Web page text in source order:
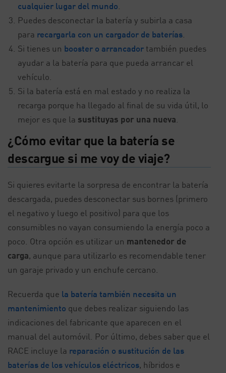
cualquier lugar del mundo
Puedes desconectar la batería y subirla a casa
para recargarla con un cargador de baterías
Si tienes un booster o arrancador también puedes
ayudar a la batería para que pueda arrancar el
vehículo.
Si la batería está en mal estado y no realiza la
recarga porque ha llegado al final de su vida útil, lo
mejor es que la sustituyas por una nueva
¿Cómo evitar que la batería se
descargue si me voy de viaje?
Si quieres evitarte la sorpresa de encontrar la batería
descargada, puedes desconectar sus bornes (primero
el negativo y luego el positivo) para que los
consumibles no vayan consumiendo la energía poco a
poco. Otra opción es utilizar un mantenedor de
carga, aunque para utilizarlo es recomendable tener
un garaje privado y un enchufe cercano.
Recuerda que la batería también necesita un
mantenimiento que debes realizar siguiendo las
indicaciones del fabricante que aparecen en el
manual del automóvil. Por último, debes saber que el
RACE incluye la reparación o sustitución de las
baterías de los vehículos eléctricos, híbridos e